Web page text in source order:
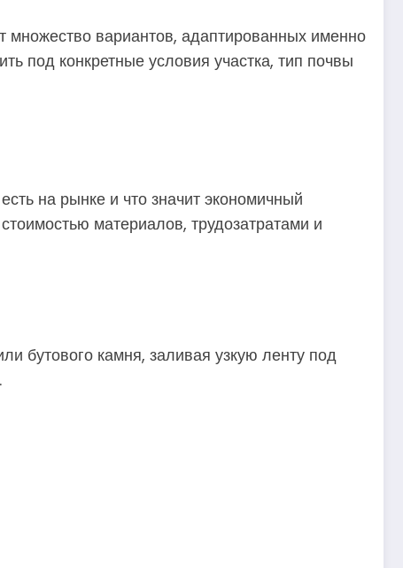
вариантов, адаптированных именно
под конкретные условия участка, тип почвы
на рынке и что значит экономичный
материалов, трудозатратами и
бутового камня, заливая узкую ленту под